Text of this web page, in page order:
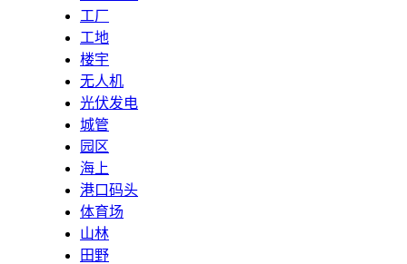
工厂
工地
楼宇
无人机
光伏发电
城管
园区
海上
港口码头
体育场
山林
田野